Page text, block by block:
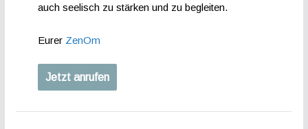
auch seelisch zu stärken und zu begleiten.
EurerZenOm
Jetzt anrufen